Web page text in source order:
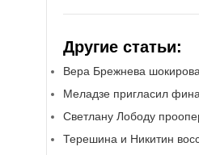
Другие статьи:
Вера Брежнева
Меладзе пригласил
Светлану Лободу
Терешина и Никитин